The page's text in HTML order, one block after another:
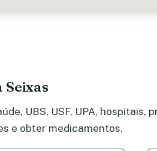
Seixas
UBS, USF, UPA,
e obter medicamentos.